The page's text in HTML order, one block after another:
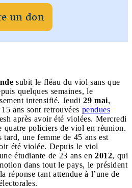
un don
subit le fléau du viol sans que
quelques semaines, le
intensifié. Jeudi 29 mai,
ans sont retrouvées pendues
après avoir été violées. Mercredi
quatre policiers de viol en réunion.
une femme de 45 ans est
été violée. Depuis le viol
étudiante de 23 ans en 2012, qui
dans tout le pays, le président
réponse tant attendue à l’une de